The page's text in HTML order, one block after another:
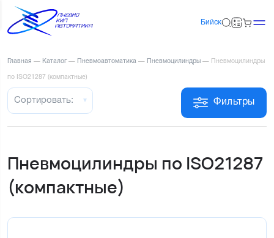
Бийск
Главная — Каталог — Пневмоавтоматика — Пневмоцилиндры — Пневмоцилиндры
по ISO21287 (компактные)
Фильтры
Сортировать:
Пневмоцилиндры по ISO21287
(компактные)